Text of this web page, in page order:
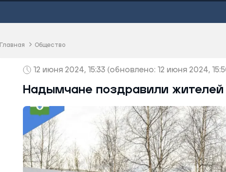
район
Муравленко
Ноябрьск
Приуральский район
Пуровский район
Салехард
Главная Общество
12 июня 2024, 15:33 (обновлено: 12 июня 2024,
Надымчане поздравили